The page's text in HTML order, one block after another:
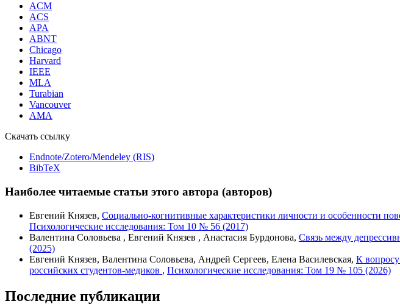
ACM
ACS
APA
ABNT
Chicago
Harvard
IEEE
MLA
Turabian
Vancouver
AMA
Скачать ссылку
Endnote/Zotero/Mendeley (RIS)
BibTeX
Наиболее читаемые статьи этого автора (авторов)
Евгений Князев, Социально-когнитивные характеристики личности и особенности
Психологические исследования: Том 10 № 56 (2017)
Валентина Соловьева , Евгений Князев , Анастасия Бурдонова, Связь между
(2025)
Евгений Князев, Валентина Соловьева, Андрей Сергеев, Елена Василевская, К
российских студентов-медиков , Психологические исследования: Том 19 № 105 (2026)
Последние публикации